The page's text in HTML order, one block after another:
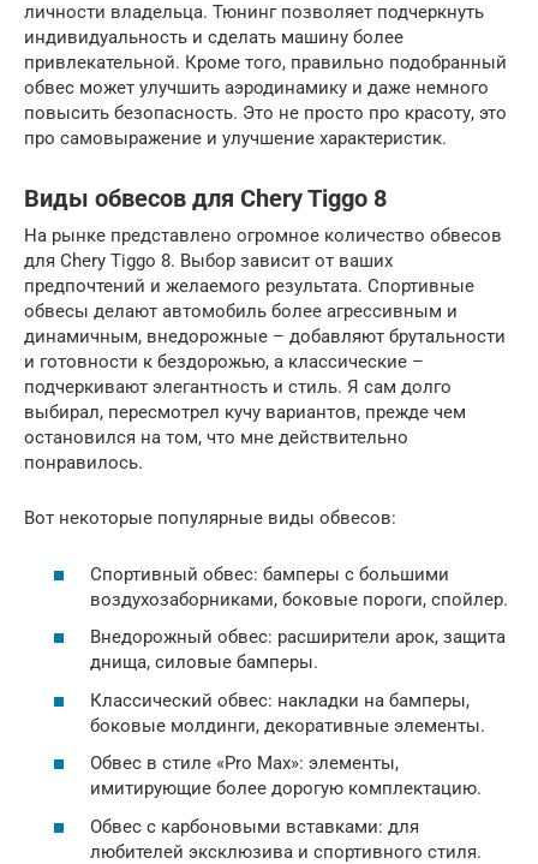
личности владельца. Тюнинг позволяет подчеркнуть
индивидуальность и сделать машину более
привлекательной. Кроме того, правильно подобранный
обвес может улучшить аэродинамику и даже немного
повысить безопасность. Это не просто про красоту, это
про самовыражение и улучшение характеристик.
Виды обвесов для Chery Tiggo 8
На рынке представлено огромное количество обвесов
для Chery Tiggo 8. Выбор зависит от ваших
предпочтений и желаемого результата. Спортивные
обвесы делают автомобиль более агрессивным и
динамичным, внедорожные – добавляют брутальности
и готовности к бездорожью, а классические –
подчеркивают элегантность и стиль. Я сам долго
выбирал, пересмотрел кучу вариантов, прежде чем
остановился на том, что мне действительно
понравилось.
Вот некоторые популярные виды обвесов:
Спортивный обвес: бамперы с большими
воздухозаборниками, боковые пороги, спойлер.
Внедорожный обвес: расширители арок, защита
днища, силовые бамперы.
Классический обвес: накладки на бамперы,
боковые молдинги, декоративные элементы.
Обвес в стиле «Pro Max»: элементы,
имитирующие более дорогую комплектацию.
Обвес с карбоновыми вставками: для
любителей эксклюзива и спортивного стиля.